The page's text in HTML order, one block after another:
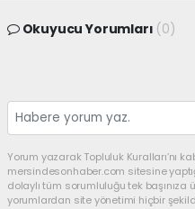
Okuyucu Yorumları (0)
Yorum yazarak Topluluk Kuralları’nı
mersindesonhaber.com sitesine
dolaylı tüm sorumluluğu tek başınıza
yorumlardan site yönetimi hiçbir